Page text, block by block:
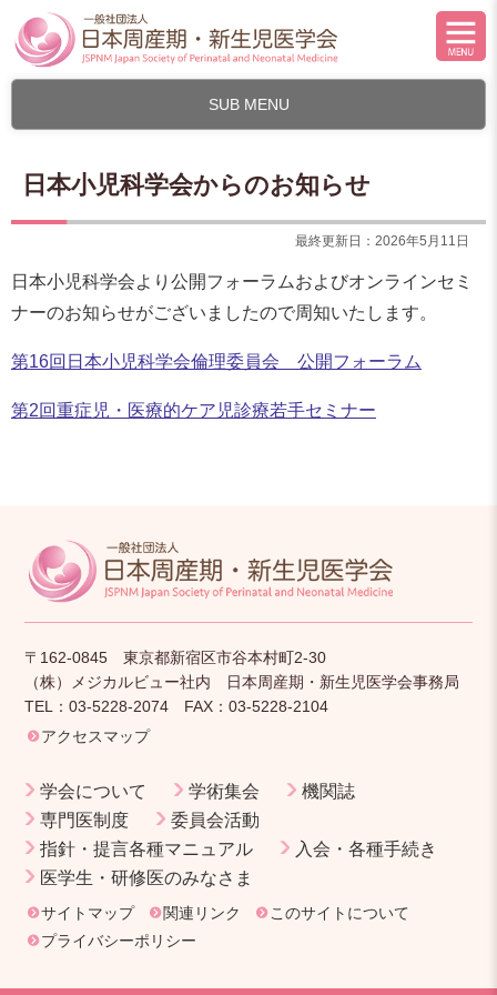
SUB MENU
日本小児科学会からのお知らせ
最終更新日：2026年5月11日
日本小児科学会より公開フォーラムおよびオンラインセミ
ナーのお知らせがございましたので周知いたします。
第16回日本小児科学会倫理委員会 公開フォーラム
第2回重症児・医療的ケア児診療若手セミナー
〒162-0845 東京都新宿区市谷本村町2-30
（株）メジカルビュー社内 日本周産期・新生児医学会事務局
TEL：03-5228-2074 FAX：03-5228-2104
アクセスマップ
学会について 学術集会
機関誌
専門医制度
委員会活動
指針・提言各種マニュアル
入会・各種手続き
医学生・研修医のみなさま
サイトマップ 関連リンク
このサイトについて
プライバシーポリシー